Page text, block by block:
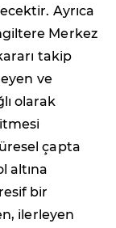
Ayrıca
Merkez
takip
ve
olarak
çapta
altına
bir
ilerleyen